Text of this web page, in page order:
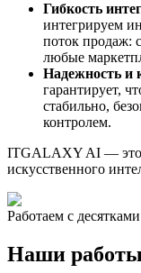
Гибкость
интегрируем
поток продаж:
любые
Надежность и
гарантирует,
стабильно,
контролем.
ITGALAXY AI — это
искусственного
Работаем с
Наши работы